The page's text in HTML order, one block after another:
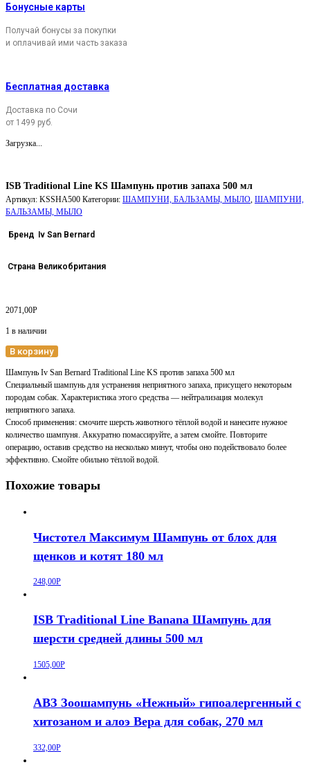
Бонусные карты
Получай бонусы за покупки
и оплачивай ими часть заказа
Бесплатная доставка
Доставка по Сочи
от 1499 руб.
Загрузка...
ISB Traditional Line KS Шампунь против запаха 500 мл
Артикул: KSSHA500 Категории: ШАМПУНИ, БАЛЬЗАМЫ, МЫЛО ШАМПУНИ,
БАЛЬЗАМЫ, МЫЛО
Бренд Iv San Bernard
Страна Великобритания
2071,00Р
1 в наличии
В корзину
Шампунь Iv San Bernard Traditional Line KS против запаха 500 мл
Специальный шампунь для устранения неприятного запаха, присущего некоторым
породам собак. Характеристика этого средства — нейтрализация молекул
неприятного запаха.
Способ применения: смочите шерсть животного тёплой водой и нанесите нужное
количество шампуня. Аккуратно помассируйте, а затем смойте. Повторите
операцию, оставив средство на несколько минут, чтобы оно подействовало более
эффективно. Смойте обильно тёплой водой.
Похожие товары
Чистотел Максимум Шампунь от блох для
щенков и котят 180 мл
248,00Р
ISB Traditional Line Banana Шампунь для
шерсти средней длины 500 мл
1505,00Р
АВЗ Зоошампунь «Нежный» гипоалергенный с
хитозаном и алоэ Вера для собак, 270 мл
332,00Р